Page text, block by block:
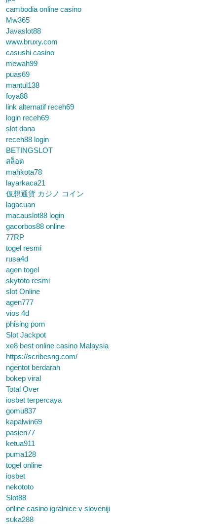
cambodia online casino
Mw365
Javaslot88
www.bruxy.com
casushi casino
mewah99
puas69
mantul138
foya88
link alternatif receh69
login receh69
slot dana
receh88 login
BETINGSLOT
สล็อต
mahkota78
layarkaca21
仮想通貨 カジノ コイン
lagacuan
macauslot88 login
gacorbos88 online
77RP
togel resmi
rusa4d
agen togel
skytoto resmi
slot Online
agen777
vios 4d
phising porn
Slot Jackpot
xe8 best online casino Malaysia
https://scribesng.com/
ngentot berdarah
bokep viral
Total Over
iosbet terpercaya
gomu837
kapalwin69
pasien77
ketua911
puma128
togel online
iosbet
nekototo
Slot88
online casino igralnice v sloveniji
suka288